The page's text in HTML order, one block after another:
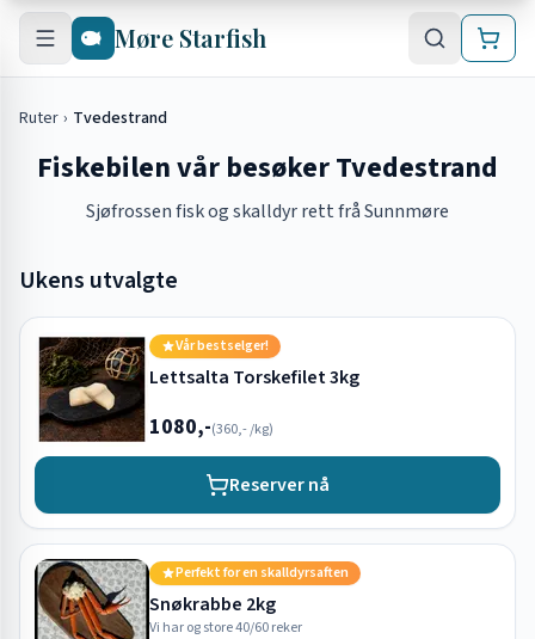
Hopp til hovedinnhold
Møre Starfish
Ruter › Tvedestrand
Fiskebilen vår besøker Tvedestrand
Sjøfrossen fisk og skalldyr rett frå Sunnmøre
Ukens utvalgte
Vår bestselger!
Lettsalta Torskefilet 3kg
1080,-(360,-/kg)
Reserver nå
Perfekt for en skalldyrsaften
Snøkrabbe 2kg
Vi har og store 40/60 reker